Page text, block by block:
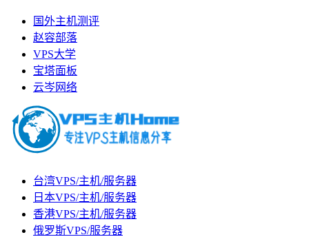
国外主机测评
赵容部落
VPS大学
宝塔面板
云岑网络
台湾VPS/主机/服务器
日本VPS/主机/服务器
香港VPS/主机/服务器
俄罗斯VPS/服务器